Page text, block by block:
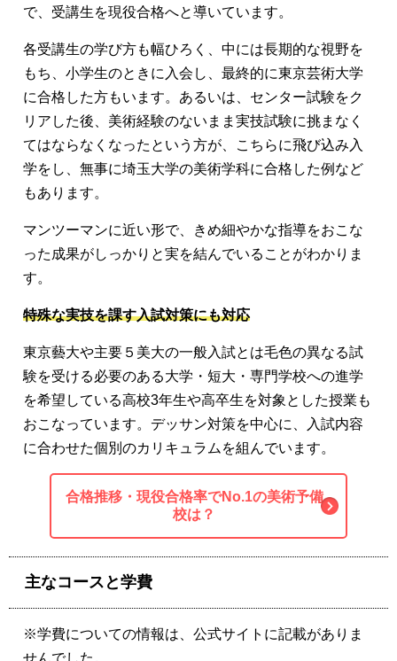
で、受講生を現役合格へと導いています。
各受講生の学び方も幅ひろく、中には長期的な視野を
もち、小学生のときに入会し、最終的に東京芸術大学
に合格した方もいます。あるいは、センター試験をク
リアした後、美術経験のないまま実技試験に挑まなく
てはならなくなったという方が、こちらに飛び込み入
学をし、無事に埼玉大学の美術学科に合格した例など
もあります。
マンツーマンに近い形で、きめ細やかな指導をおこな
った成果がしっかりと実を結んでいることがわかりま
す。
特殊な実技を課す入試対策にも対応
東京藝大や主要５美大の一般入試とは毛色の異なる試
験を受ける必要のある大学・短大・専門学校への進学
を希望している高校3年生や高卒生を対象とした授業も
おこなっています。デッサン対策を中心に、入試内容
に合わせた個別のカリキュラムを組んでいます。
合格推移・現役合格率でNo.1の美術予備
校は？
主なコースと学費
※学費についての情報は、公式サイトに記載がありま